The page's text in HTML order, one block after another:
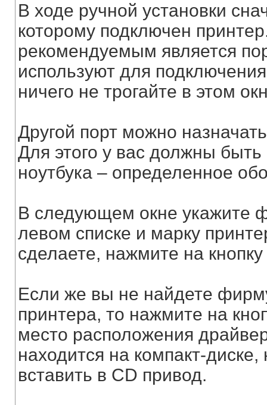
В ходе ручной установки
которому подключен
рекомендуемым является
используют для
ничего не трогайте в этом
Другой порт можно
Для этого у вас должны
ноутбука – определенное
В следующем окне укажите
левом списке и марку
сделаете, нажмите на
Если же вы не найдете
принтера, то нажмите на
место расположения
находится на компакт-
вставить в CD привод.